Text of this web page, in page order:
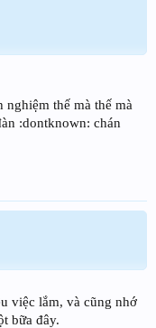
thế mà thế mà
:dontknown: chán
việc lắm, và cũng nhớ
bữa đây.